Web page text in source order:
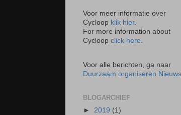
Voor meer informatie over
Cycloop klik hier.
For more information about
Cycloop click here.
Voor alle berichten, ga naar
Duurzaam organiseren Nieuws
BLOGARCHIEF
► 2019 (1)